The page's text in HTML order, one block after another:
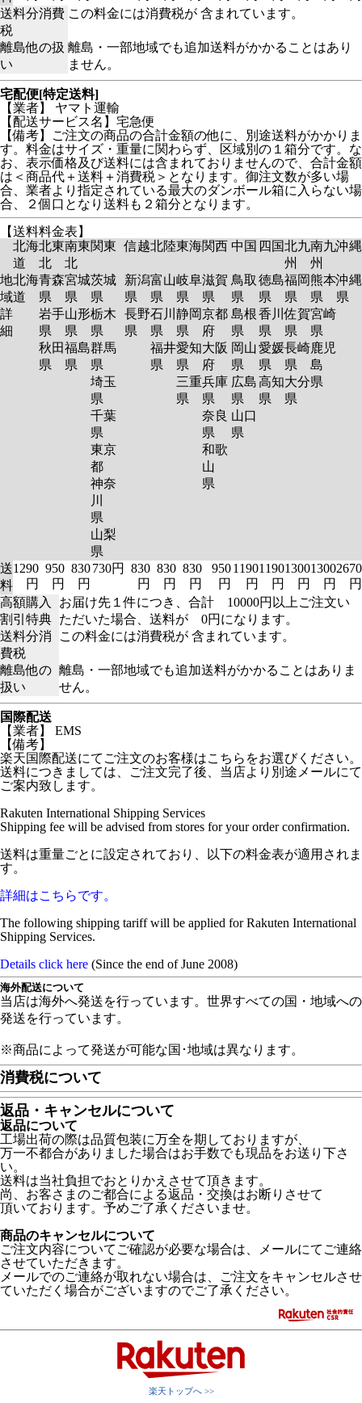
送料分消費
税
この料金には消費税が 含まれています。
離島他の扱
い
離島・一部地域でも追加送料がかかることはあり
ません。
宅配便[特定送料]
【業者】 ヤマト運輸
【配送サービス名】宅急便
【備考】ご注文の商品の合計金額の他に、別途送料がかかりま
す。料金はサイズ・重量に関わらず、区域別の１箱分です。な
お、表示価格及び送料には含まれておりませんので、合計金額
は＜商品代＋送料＋消費税＞となります。御注文数が多い場
合、業者より指定されている最大のダンボール箱に入らない場
合、２個口となり送料も２箱分となります。
【送料料金表】
北海
道
北東
北
南東
北
関東 信越北陸東海関西 中国 四国北九
州
南九
州
沖縄
地
域
詳
細
北海
道
青森
県
岩手
県
秋田
県
宮城
県
山形
県
福島
県
茨城
県
栃木
県
群馬
県
埼玉
県
千葉
県
東京
都
神奈
川
県
山梨
県
新潟
県
長野
県
富山
県
石川
県
福井
県
岐阜
県
静岡
県
愛知
県
三重
県
滋賀
県
京都
府
大阪
府
兵庫
県
奈良
県
和歌
山
県
鳥取
県
島根
県
岡山
県
広島
県
山口
県
徳島
県
香川
県
愛媛
県
高知
県
福岡
県
佐賀
県
長崎
県
大分
県
熊本
県
宮崎
県
鹿児
島
県
沖縄
県
送
料
1290
円
950
円
830
円
730円
830
円
830
円
830
円
950
円
1190
円
1190
円
1300
円
1300
円
2670
円
高額購入
割引特典
お届け先１件につき、合計 10000円以上ご注文い
ただいた場合、送料が 0円になります。
送料分消
費税
この料金には消費税が 含まれています。
離島他の
扱い
離島・一部地域でも追加送料がかかることはありま
せん。
国際配送
【業者】 EMS
【備考】
楽天国際配送にてご注文のお客様はこちらをお選びください。
送料につきましては、ご注文完了後、当店より別途メールにて
ご案内致します。
Rakuten International Shipping Services
Shipping fee will be advised from stores for your order confirmation.
送料は重量ごとに設定されており、以下の料金表が適用されま
す。
詳細はこちらです。
The following shipping tariff will be applied for Rakuten International
Shipping Services.
Details click here (Since the end of June 2008)
海外配送について
当店は海外へ発送を行っています。世界すべての国・地域への
発送を行っています。
※商品によって発送が可能な国･地域は異なります。
消費税について
返品・キャンセルについて
返品について
工場出荷の際は品質包装に万全を期しておりますが、
万一不都合がありました場合はお手数でも現品をお送り下さ
い。
送料は当社負担でおとりかえさせて頂きます。
尚、お客さまのご都合による返品・交換はお断りさせて
頂いております。予めご了承くださいませ。
商品のキャンセルについて
ご注文内容についてご確認が必要な場合は、メールにてご連絡
させていただきます。
メールでのご連絡が取れない場合は、ご注文をキャンセルさせ
ていただく場合がございますのでご了承ください。
楽天トップへ >>